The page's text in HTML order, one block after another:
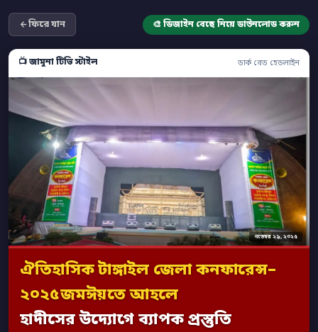
ফিরে যান 🎨 ডিজাইন বেছে নিয়ে ডাউনলোড করুন
📺 জামুনা টিভি স্টাইল ডার্ক রেড হেডলাইন
নভেম্বর ২৯, ২০২৫
ঐতিহাসিক টাঙ্গাইল জেলা কনফারেন্স–
২০২৫জমঈয়তে আহলে
হাদীসের উদ্যোগে ব্যাপক প্রস্তুতি